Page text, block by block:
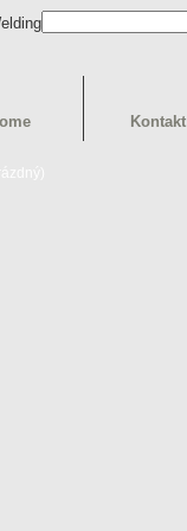
Kontakt